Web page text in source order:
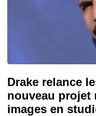
Drake relance
nouveau projet
images en